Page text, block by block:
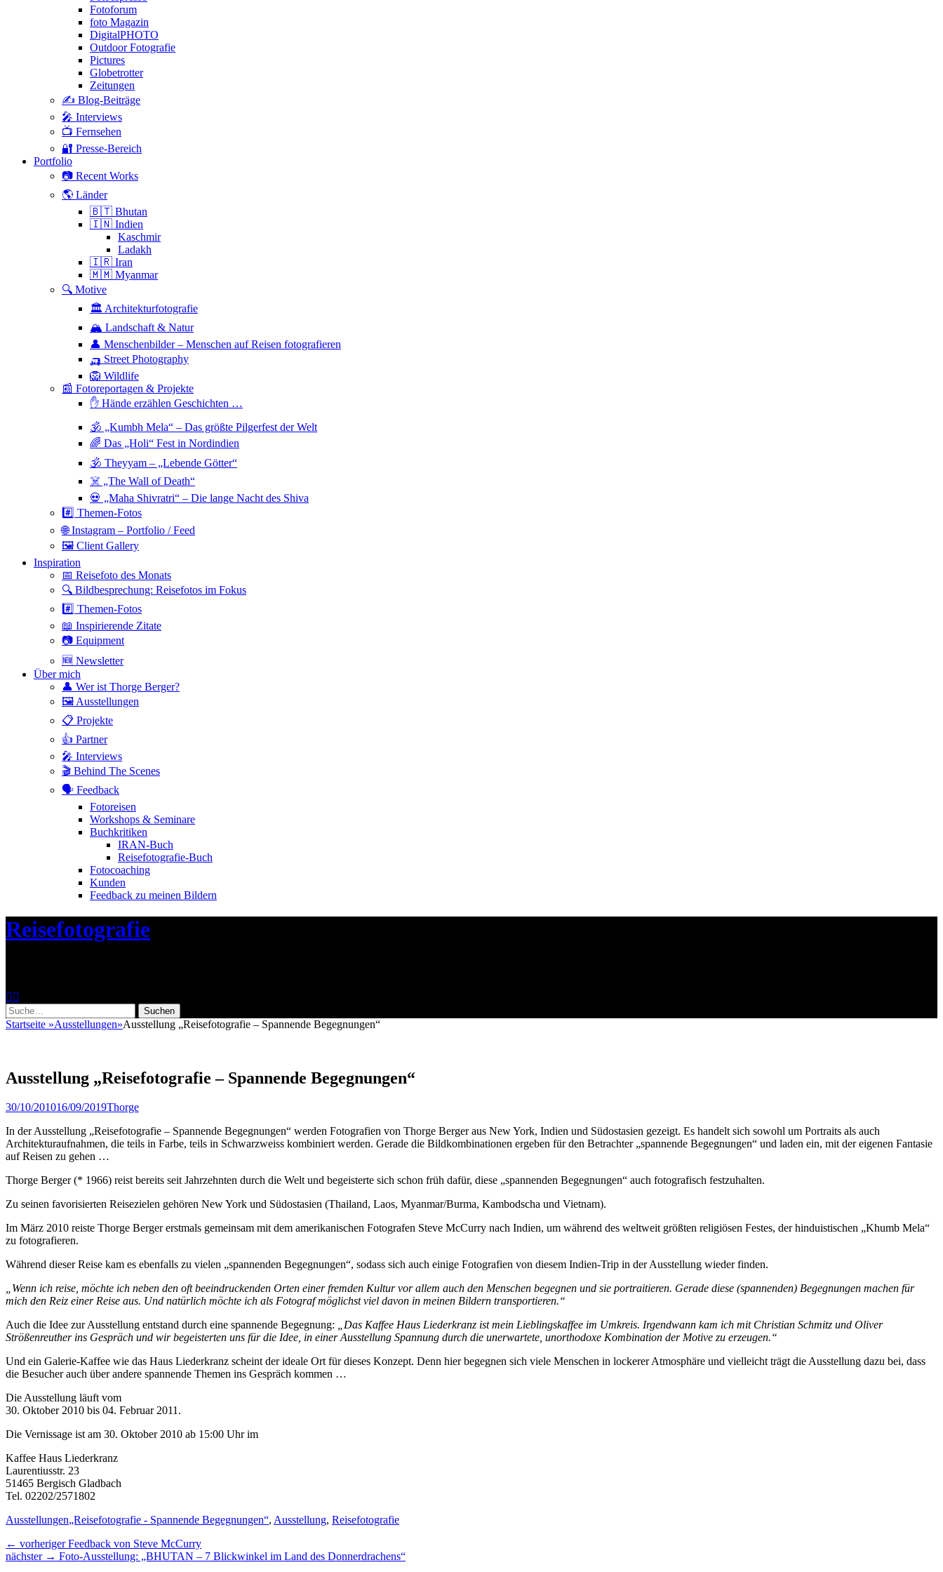
Fotoforum
foto Magazin
DigitalPHOTO
Outdoor Fotografie
Pictures
Globetrotter
Zeitungen
✍️ Blog-Beiträge
🎤 Interviews
📺 Fernsehen
🔐 Presse-Bereich
Portfolio
📷 Recent Works
🌎 Länder
🇧🇹 Bhutan
🇮🇳 Indien
Kaschmir
Ladakh
🇮🇷 Iran
🇲🇲 Myanmar
🔍 Motive
🏛 Architekturfotografie
🏔 Landschaft & Natur
👤 Menschenbilder – Menschen auf Reisen fotografieren
🛺 Street Photography
🦁 Wildlife
📰 Fotoreportagen & Projekte
✋ Hände erzählen Geschichten …
🕉 „Kumbh Mela“ – Das größte Pilgerfest der Welt
🌈 Das „Holi“ Fest in Nordindien
🕉 Theyyam – „Lebende Götter“
☠️ „The Wall of Death“
💀 „Maha Shivratri“ – Die lange Nacht des Shiva
#️⃣ Themen-Fotos
🌐 Instagram – Portfolio / Feed
🖼 Client Gallery
Inspiration
📅 Reisefoto des Monats
🔍 Bildbesprechung: Reisefotos im Fokus
#️⃣ Themen-Fotos
📖 Inspirierende Zitate
📷 Equipment
🆕 Newsletter
Über mich
👤 Wer ist Thorge Berger?
🖼 Ausstellungen
📋 Projekte
👍 Partner
🎤 Interviews
🎬 Behind The Scenes
🗣 Feedback
Fotoreisen
Workshops & Seminare
Buchkritiken
IRAN-Buch
Reisefotografie-Buch
Fotocoaching
Kunden
Feedback zu meinen Bildern
Header
Toggle
Reisefotografie
Facebook
Suche
nach:
Startseite »Ausstellungen»Ausstellung „Reisefotografie – Spannende Begegnungen“
Ausstellung „Reisefotografie – Spannende Begegnungen“
Veröffentlicht
30/10/201016/09/2019Author
Thorge
In der Ausstellung „Reisefotografie – Spannende Begegnungen“ werden Fotografien von Thorge Berger aus New York, Indien und Südostasien gezeigt. Es handelt sich sowohl um Portraits als auch
Architekturaufnahmen, die teils in Farbe, teils in Schwarzweiss kombiniert werden. Gerade die Bildkombinationen ergeben für den Betrachter „spannende Begegnungen“ und laden ein, mit der eigenen Fantasie
auf Reisen zu gehen …
Thorge Berger (* 1966) reist bereits seit Jahrzehnten durch die Welt und begeisterte sich schon früh dafür, diese „spannenden Begegnungen“ auch fotografisch festzuhalten.
Zu seinen favorisierten Reisezielen gehören New York und Südostasien (Thailand, Laos, Myanmar/Burma, Kambodscha und Vietnam).
Im März 2010 reiste Thorge Berger erstmals gemeinsam mit dem amerikanischen Fotografen Steve McCurry nach Indien, um während des weltweit größten religiösen Festes, der hinduistischen „Khumb Mela“
zu fotografieren.
Während dieser Reise kam es ebenfalls zu vielen „spannenden Begegnungen“, sodass sich auch einige Fotografien von diesem Indien-Trip in der Ausstellung wieder finden.
„Wenn ich reise, möchte ich neben den oft beeindruckenden Orten einer fremden Kultur vor allem auch den Menschen begegnen und sie portraitieren. Gerade diese (spannenden) Begegnungen machen für
mich den Reiz einer Reise aus. Und natürlich möchte ich als Fotograf möglichst viel davon in meinen Bildern transportieren.“
Auch die Idee zur Ausstellung entstand durch eine spannende Begegnung: „Das Kaffee Haus Liederkranz ist mein Lieblingskaffee im Umkreis. Irgendwann kam ich mit Christian Schmitz und Oliver
Strößenreuther ins Gespräch und wir begeisterten uns für die Idee, in einer Ausstellung Spannung durch die unerwartete, unorthodoxe Kombination der Motive zu erzeugen.“
Und ein Galerie-Kaffee wie das Haus Liederkranz scheint der ideale Ort für dieses Konzept. Denn hier begegnen sich viele Menschen in lockerer Atmosphäre und vielleicht trägt die Ausstellung dazu bei, dass
die Besucher auch über andere spannende Themen ins Gespräch kommen …
Die Ausstellung läuft vom
30. Oktober 2010 bis 04. Februar 2011.
Die Vernissage ist am 30. Oktober 2010 ab 15:00 Uhr im
Kaffee Haus Liederkranz
Laurentiusstr. 23
51465 Bergisch Gladbach
Tel. 02202/2571802
Kategorien
AusstellungenTags
„Reisefotografie - Spannende Begegnungen“, Ausstellung, Reisefotografie
Beitragsnavigation
← vorheriger Vorheriger
Beitrag:
Feedback von Steve McCurry
nächster → nächster
Foto-Ausstellung: „BHUTAN – 7 Blickwinkel im Land des Donnerdrachens“